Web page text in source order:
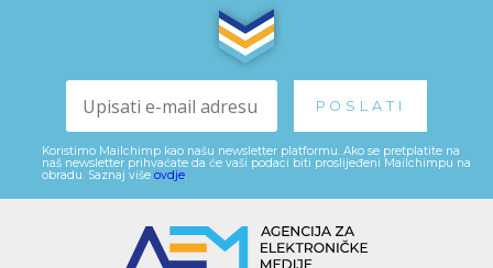
Koristimo Mailchimp kao našu newsletter platformu. Ako se pretplatite na
naš newsletter prihvaćate da će vaši podaci biti proslijeđeni Mailchimpu na
obradu. Saznaj više ovdje.